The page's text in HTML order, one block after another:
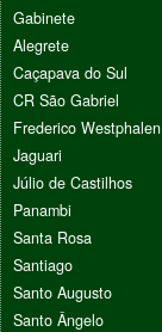
Gabinete
Alegrete
Caçapava do Sul
CR São Gabriel
Frederico Westphalen
Jaguari
Júlio de Castilhos
Panambi
Santa Rosa
Santiago
Santo Augusto
Santo Ângelo